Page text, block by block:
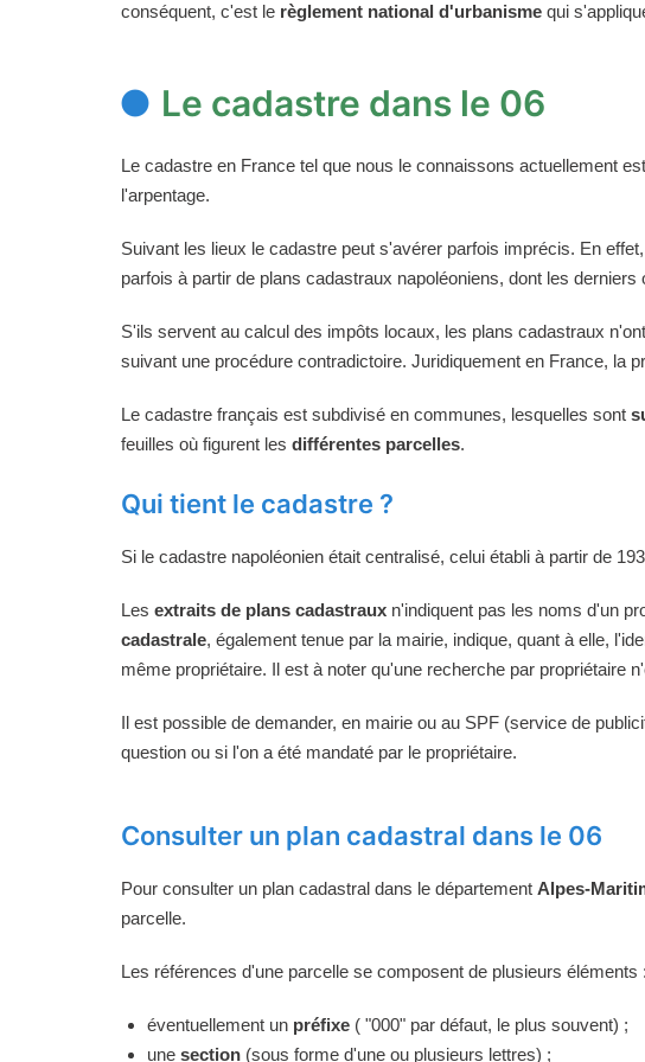
conséquent, c'est le règlement national d'urbanisme qui
Le cadastre dans le 06
Le cadastre en France tel que nous le connaissons actuellement
l'arpentage.
Suivant les lieux le cadastre peut s'avérer parfois imprécis. En
parfois à partir de plans cadastraux napoléoniens, dont les derniers
S'ils servent au calcul des impôts locaux, les plans cadastraux n'ont
suivant une procédure contradictoire. Juridiquement en France, la
Le cadastre français est subdivisé en communes, lesquelles sont
feuilles où figurent les différentes parcelles.
Qui tient le cadastre ?
Si le cadastre napoléonien était centralisé, celui établi à partir de
Les extraits de plans cadastraux n'indiquent pas les noms d'un
cadastrale, également tenue par la mairie, indique, quant à elle,
même propriétaire. Il est à noter qu'une recherche par propriétaire
Il est possible de demander, en mairie ou au SPF (service de
question ou si l'on a été mandaté par le propriétaire.
Consulter un plan cadastral dans le 06
Pour consulter un plan cadastral dans le département Alpes-
parcelle.
Les références d'une parcelle se composent de plusieurs éléments :
éventuellement un préfixe ( "000" par défaut, le plus souvent) ;
une section (sous forme d'une ou plusieurs lettres) ;